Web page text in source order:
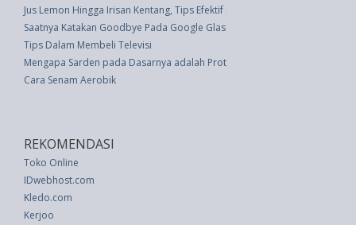
Jus Lemon Hingga Irisan Kentang, Tips Efektif Hilangkan Kantung Mata
Saatnya Katakan Goodbye Pada Google Glass
Tips Dalam Membeli Televisi
Mengapa Sarden pada Dasarnya adalah Protein Sempurna
Cara Senam Aerobik
REKOMENDASI
Toko Online
IDwebhost.com
Kledo.com
Kerjoo